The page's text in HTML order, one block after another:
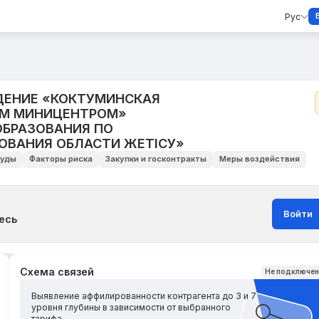
Рус
«КОКТУМИНСКАЯ
МИНИЦЕНТРОМ»
ПО
ОБЛАСТИ ЖЕТІСУ»
Факторы риска Закупки и госконтракты Меры воздействия
Войти
Схема связей Не
Выявление аффилированности контрагента до 3 и 7
уровня глубины в зависимости от выбранного